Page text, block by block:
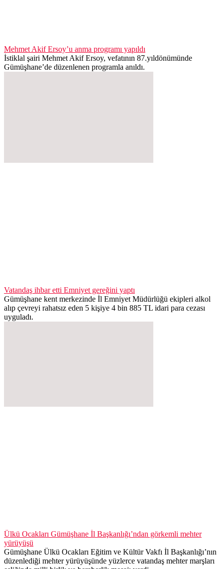
Mehmet Akif Ersoy’u anma programı yapıldı
İstiklal şairi Mehmet Akif Ersoy, vefatının 87.yıldönümünde
Gümüşhane’de düzenlenen programla anıldı.
Vatandaş ihbar etti Emniyet gereğini yaptı
Gümüşhane kent merkezinde İl Emniyet Müdürlüğü ekipleri alkol
alıp çevreyi rahatsız eden 5 kişiye 4 bin 885 TL idari para cezası
uyguladı.
Ülkü Ocakları Gümüşhane İl Başkanlığı’ndan görkemli mehter
yürüyüşü
Gümüşhane Ülkü Ocakları Eğitim ve Kültür Vakfı İl Başkanlığı’nın
düzenlediği mehter yürüyüşünde yüzlerce vatandaş mehter marşları